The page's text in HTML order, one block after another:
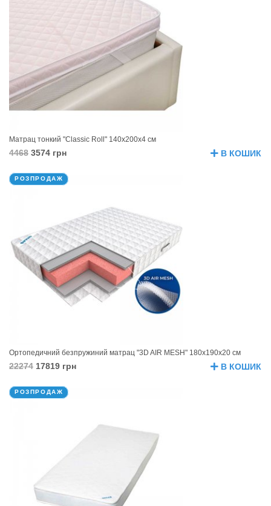
Матрац тонкий "Classic Roll" 140х200х4 см
4468 3574 грн В КОШИК
РОЗПРОДАЖ
Ортопедичний безпружиний матрац "3D AIR MESH" 180х190х20 см
22274 17819 грн В КОШИК
РОЗПРОДАЖ